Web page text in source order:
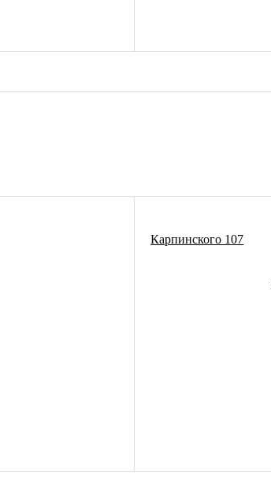
Карпинского 107